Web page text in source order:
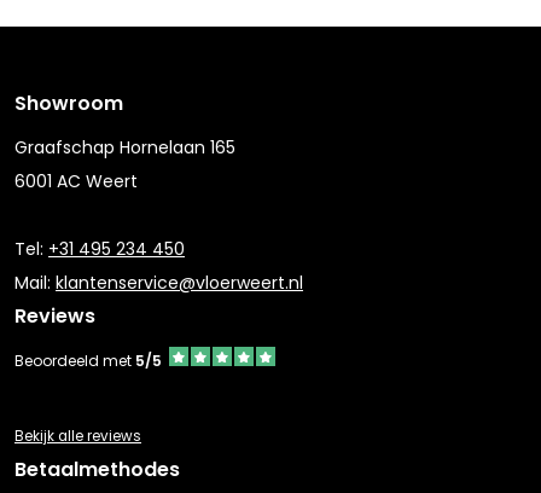
Showroom
Graafschap Hornelaan 165
6001 AC Weert
Tel: +31 495 234 450
Mail: klantenservice@vloerweert.nl
Reviews
Beoordeeld met 5/5
Bekijk alle reviews
Betaalmethodes